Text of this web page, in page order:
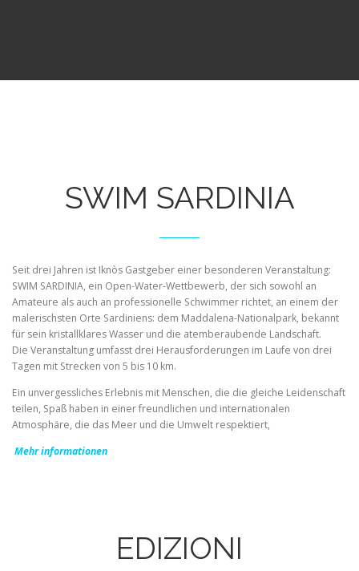
SWIM SARDINIA
Seit drei Jahren ist Iknòs Gastgeber einer besonderen Veranstaltung:
SWIM SARDINIA, ein Open-Water-Wettbewerb, der sich sowohl an
Amateure als auch an professionelle Schwimmer richtet, an einem der
malerischsten Orte Sardiniens: dem Maddalena-Nationalpark, bekannt
für sein kristallklares Wasser und die atemberaubende Landschaft.
Die Veranstaltung umfasst drei Herausforderungen im Laufe von drei
Tagen mit Strecken von 5 bis 10 km.
Ein unvergessliches Erlebnis mit Menschen, die die gleiche Leidenschaft
teilen, Spaß haben in einer freundlichen und internationalen
Atmosphäre, die das Meer und die Umwelt respektiert,
Mehr informationen
EDIZIONI